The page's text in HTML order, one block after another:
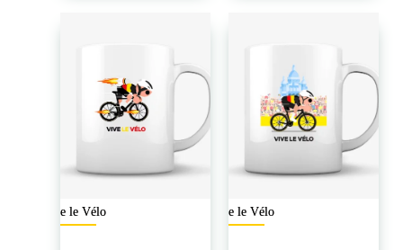
Vive le Vélo Vive le Vélo